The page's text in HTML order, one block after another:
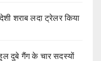
शराब लदा ट्रेलर किया
दुबे गैंग के चार सदस्यों